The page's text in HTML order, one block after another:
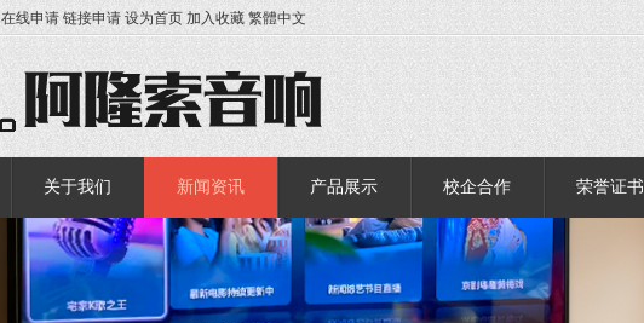
在线申请 链接申请 设为首页 加入收藏 繁體中文
关于我们 新闻资讯 产品展示 校企合作 荣誉证书